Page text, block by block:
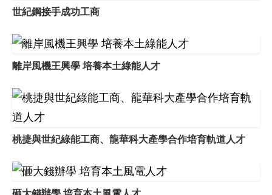
世紀鋼接手成功工商
離岸風機王興學 培養本土綠能人才
桃捷與世紀綠能工商、龍華科大產學合作培育軌道人才